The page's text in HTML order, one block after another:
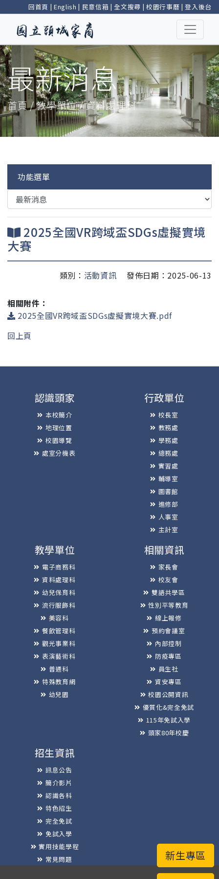
回首頁 | English | 民意信箱 |全文搜尋 | 校園行事曆 |登入後台
最新消息
首頁 / 教學單位 / 資料處理科
功能選單
2025全國VR跨域盃SDGs虛擬實境
大賽
類別： 活動資訊 發佈日期：2025-06-13
相關附件：
2025全國VR跨域盃SDGs虛擬實境大賽.pdf
回上頁
新生專區
認識頭家
本校簡介
地理位置
校園導覽
處室分機表
行政單位
校長室
教務處
學務處
總務處
實習處
輔導室
圖書館
進修部
人事室
主計室
教學單位
電子商務科
資料處理科
幼兒保育科
流行服飾科
美容科
餐飲管理科
觀光事業科
表演藝術科
普通科
特殊教育網
幼兒園
相關資訊
家長會
校友會
雙語共學區
性別平等教育
線上報修
預約會議室
內部控制
防疫專區
員生社
資安專區
校園公開資訊
優質化&完全免試
115年免試入學
頭家80年校慶
招生資訊
訊息公告
簡介影片
認識各科
特色招生
完全免試
免試入學
實用技能學程
常見問題